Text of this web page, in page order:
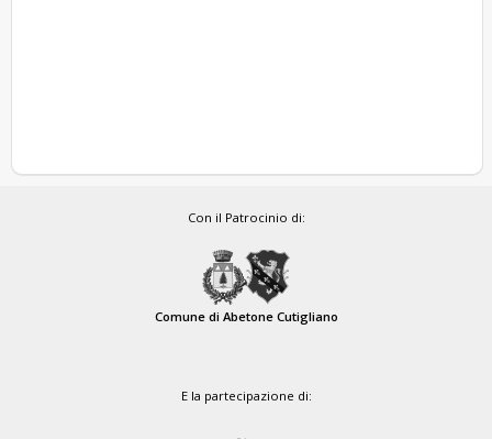
Con il Patrocinio di:
Comune di Abetone Cutigliano
E la partecipazione di: